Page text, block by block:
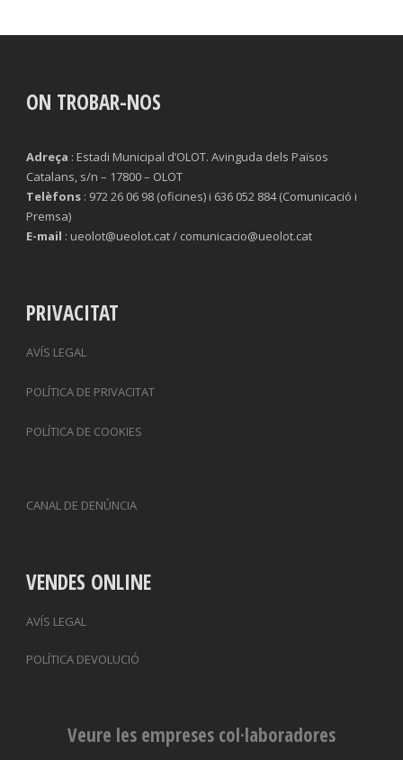
ON TROBAR-NOS
Adreça : Estadi Municipal d’OLOT. Avinguda dels Països
Catalans, s/n – 17800 – OLOT
Telèfons : 972 26 06 98 (oficines) i 636 052 884 (Comunicació i
Premsa)
E-mail : ueolot@ueolot.cat / comunicacio@ueolot.cat
PRIVACITAT
AVÍS LEGAL
POLÍTICA DE PRIVACITAT
POLÍTICA DE COOKIES
CANAL DE DENÚNCIA
VENDES ONLINE
AVÍS LEGAL
POLÍTICA DEVOLUCIÓ
Veure les empreses col·laboradores